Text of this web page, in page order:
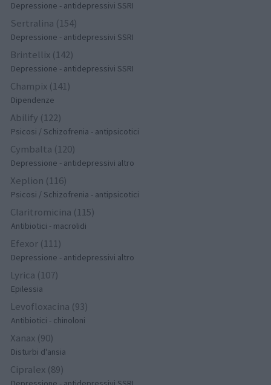
Depressione - antidepressivi SSRI
Sertralina (154)
Depressione - antidepressivi SSRI
Brintellix (142)
Depressione - antidepressivi SSRI
Champix (141)
Dipendenze
Abilify (122)
Psicosi / Schizofrenia - antipsicotici
Cymbalta (120)
Depressione - antidepressivi altro
Xeplion (116)
Psicosi / Schizofrenia - antipsicotici
Claritromicina (115)
Antibiotici - macrolidi
Efexor (111)
Depressione - antidepressivi altro
Lyrica (107)
Epilessia
Levofloxacina (93)
Antibiotici - chinoloni
Xanax (90)
Disturbi d'ansia
Cipralex (89)